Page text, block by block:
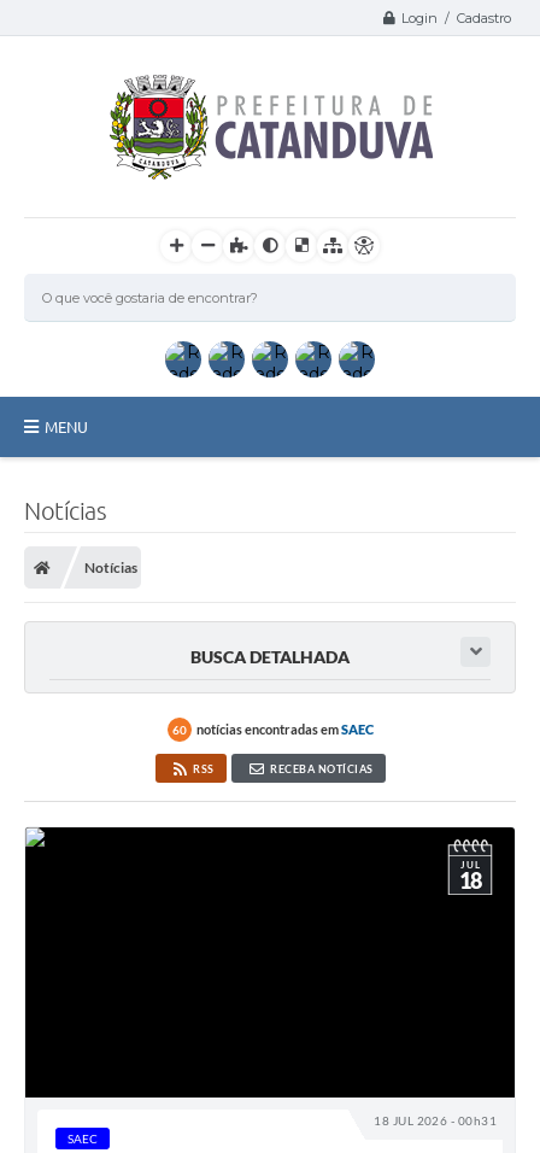
Login / Cadastro
MENU
Licitações / PCA
Concessão Pública
Galeria de Vídeos
Projetos
Notícias
Notícias
BUSCA DETALHADA
60 notícias encontradas emSAEC
RSS RECEBA NOTÍCIAS
18 JUL 2026 - 00h31
JUL
18
SAEC